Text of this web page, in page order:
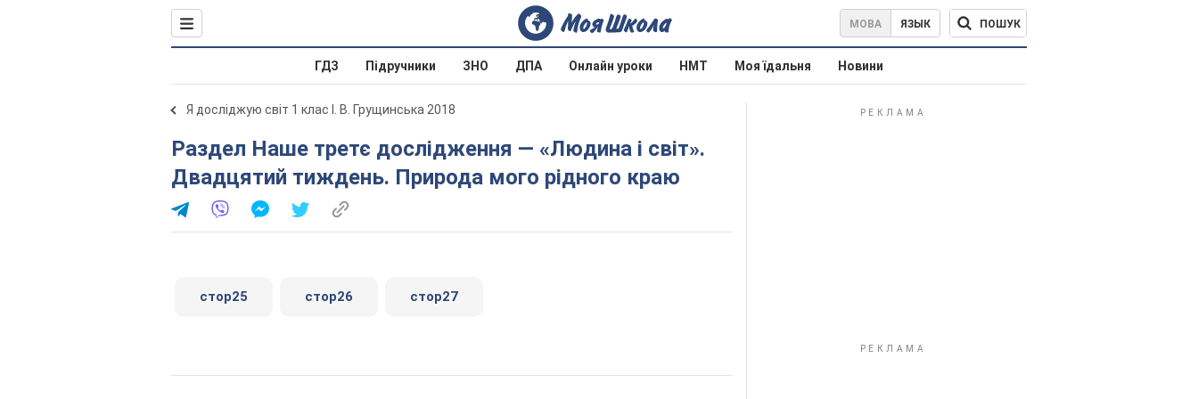
МОВА ЯЗЫК ПОШУК
ГДЗ Підручники ЗНО ДПА Онлайн уроки НМТ Моя їдальня Новини
Я досліджую світ 1 клас І. В. Грущинська 2018
Раздел Наше третє дослідження — «Людина і світ».
Двадцятий тиждень. Природа мого рідного краю
стор25 стор26 стор27